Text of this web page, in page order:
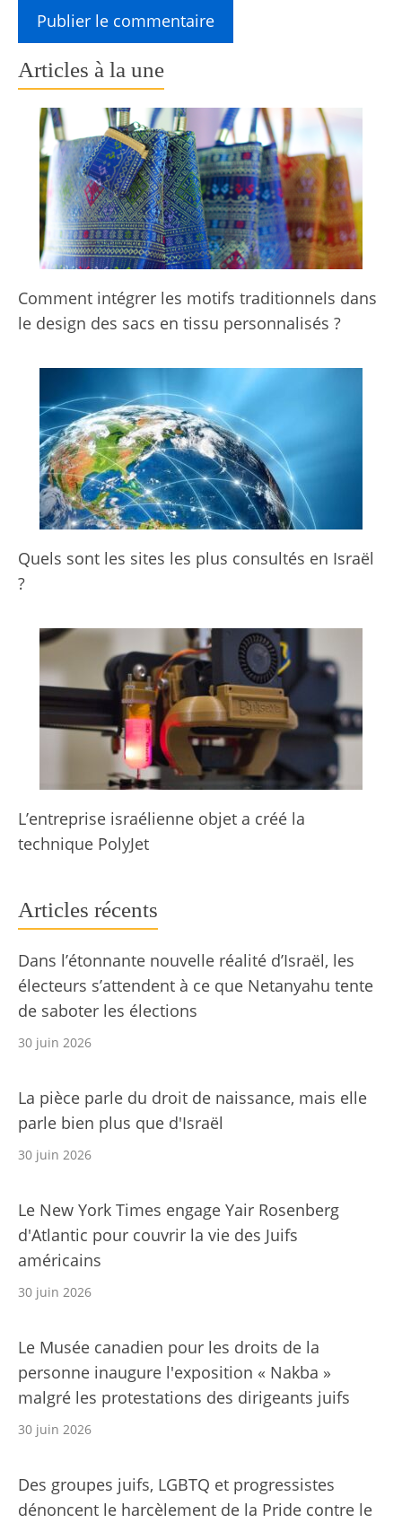
Articles à la une
Comment intégrer les motifs traditionnels dans
le design des sacs en tissu personnalisés ?
Quels sont les sites les plus consultés en Israël
?
L’entreprise israélienne objet a créé la
technique PolyJet
Articles récents
Dans l’étonnante nouvelle réalité d’Israël, les
électeurs s’attendent à ce que Netanyahu tente
de saboter les élections
30 juin 2026
La pièce parle du droit de naissance, mais elle
parle bien plus que d'Israël
30 juin 2026
Le New York Times engage Yair Rosenberg
d'Atlantic pour couvrir la vie des Juifs
américains
30 juin 2026
Le Musée canadien pour les droits de la
personne inaugure l'exposition « Nakba »
malgré les protestations des dirigeants juifs
30 juin 2026
Des groupes juifs, LGBTQ et progressistes
dénoncent le harcèlement de la Pride contre le